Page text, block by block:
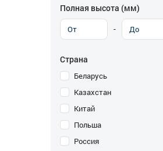
Полная высота (мм)
-
Страна
Беларусь
Казахстан
Китай
Польша
Россия